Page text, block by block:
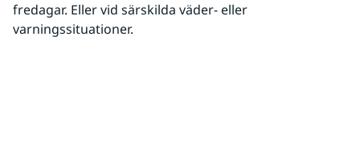
fredagar. Eller vid särskilda väder- eller
varningssituationer.